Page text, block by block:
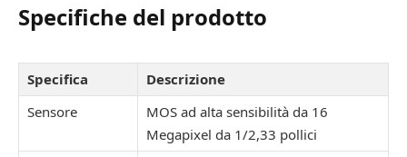
Specifiche del prodotto
Specifica
Descrizione
Sensore
MOS ad alta sensibilità da 16
Megapixel da 1/2,33 pollici